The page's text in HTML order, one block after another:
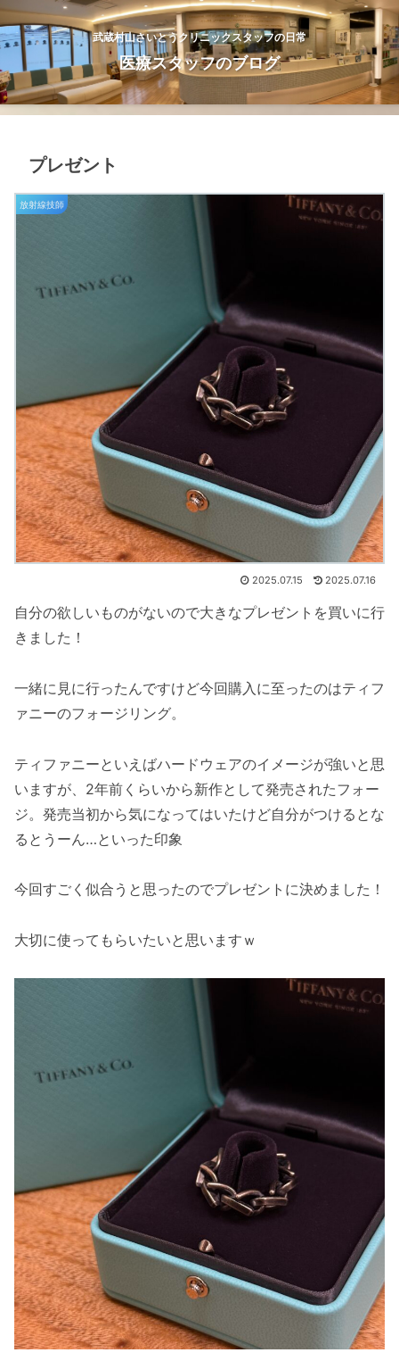
武蔵村山さいとうクリニックスタッフの日常
医療スタッフのブログ
プレゼント
放射線技師
2025.07.15 2025.07.16
自分の欲しいものがないので大きなプレゼントを買いに行
きました！
一緒に見に行ったんですけど今回購入に至ったのはティフ
ァニーのフォージリング。
ティファニーといえばハードウェアのイメージが強いと思
いますが、2年前くらいから新作として発売されたフォー
ジ。発売当初から気になってはいたけど自分がつけるとな
るとうーん…といった印象
今回すごく似合うと思ったのでプレゼントに決めました！
大切に使ってもらいたいと思いますｗ